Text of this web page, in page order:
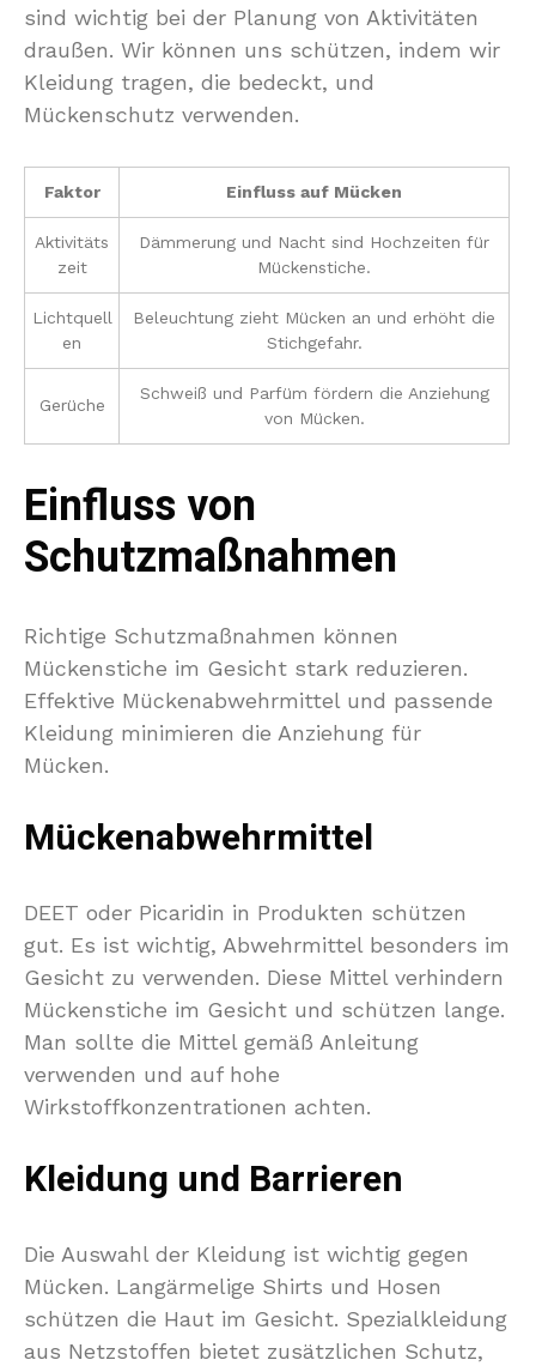
sind wichtig bei der Planung von Aktivitäten
draußen. Wir können uns schützen, indem wir
Kleidung tragen, die bedeckt, und
Mückenschutz verwenden.
Faktor Einfluss auf Mücken
Aktivitäts
zeit
Dämmerung und Nacht sind Hochzeiten für
Mückenstiche.
Lichtquell
en
Beleuchtung zieht Mücken an und erhöht die
Stichgefahr.
Gerüche
Schweiß und Parfüm fördern die Anziehung
von Mücken.
Einfluss von
Schutzmaßnahmen
Richtige Schutzmaßnahmen können
Mückenstiche im Gesicht stark reduzieren.
Effektive Mückenabwehrmittel und passende
Kleidung minimieren die Anziehung für
Mücken.
Mückenabwehrmittel
DEET oder Picaridin in Produkten schützen
gut. Es ist wichtig, Abwehrmittel besonders im
Gesicht zu verwenden. Diese Mittel verhindern
Mückenstiche im Gesicht und schützen lange.
Man sollte die Mittel gemäß Anleitung
verwenden und auf hohe
Wirkstoffkonzentrationen achten.
Kleidung und Barrieren
Die Auswahl der Kleidung ist wichtig gegen
Mücken. Langärmelige Shirts und Hosen
schützen die Haut im Gesicht. Spezialkleidung
aus Netzstoffen bietet zusätzlichen Schutz,